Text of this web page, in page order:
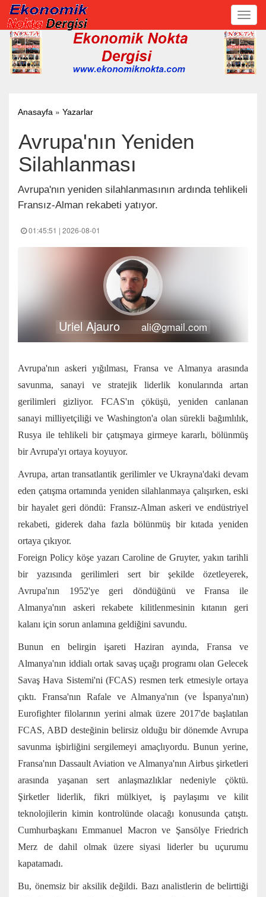
Anasayfa » Yazarlar
Avrupa'nın Yeniden
Silahlanması
Avrupa'nın yeniden silahlanmasının ardında tehlikeli
Fransız-Alman rekabeti yatıyor.
01:45:51 | 2026-08-01
Uriel Ajauro ali@gmail.com
Avrupa'nın askeri yığılması, Fransa ve Almanya arasında
savunma, sanayi ve stratejik liderlik konularında artan
gerilimleri gizliyor. FCAS'ın çöküşü, yeniden canlanan
sanayi milliyetçiliği ve Washington'a olan sürekli bağımlılık,
Rusya ile tehlikeli bir çatışmaya girmeye kararlı, bölünmüş
bir Avrupa'yı ortaya koyuyor.
Avrupa, artan transatlantik gerilimler ve Ukrayna'daki devam
eden çatışma ortamında yeniden silahlanmaya çalışırken, eski
bir hayalet geri döndü: Fransız-Alman askeri ve endüstriyel
rekabeti, giderek daha fazla bölünmüş bir kıtada yeniden
ortaya çıkıyor.
Foreign Policy köşe yazarı Caroline de Gruyter, yakın tarihli
bir yazısındagerilimleri sert bir şekilde özetleyerek,
Avrupa'nın 1952'ye geri döndüğünü ve Fransa ile
Almanya'nın askeri rekabete kilitlenmesinin kıtanın geri
kalanı için sorun anlamına geldiğini savundu.
Bunun en belirgin işareti Haziran ayında, Fransa ve
Almanya'nın iddialı ortak savaş uçağı programı olan Gelecek
Savaş Hava Sistemi'ni (FCAS) resmenterk etmesiyleortaya
çıktı. Fransa'nın Rafale ve Almanya'nın (ve İspanya'nın)
Eurofighter filolarının yerini almak üzere 2017'de başlatılan
FCAS, ABD desteğinin belirsiz olduğu bir dönemde Avrupa
savunma işbirliğini sergilemeyi amaçlıyordu. Bunun yerine,
Fransa'nın Dassault Aviation ve Almanya'nın Airbus şirketleri
arasında yaşanan sert anlaşmazlıklar nedeniyle çöktü.
Şirketler liderlik, fikri mülkiyet, iş paylaşımı ve kilit
teknolojilerin kimin kontrolünde olacağı konusunda çatıştı.
Cumhurbaşkanı Emmanuel Macron ve Şansölye Friedrich
Merz de dahil olmak üzere siyasi liderler bu uçurumu
kapatamadı.
Bu, önemsiz bir aksilik değildi. Bazı analistlerin de belirttiği